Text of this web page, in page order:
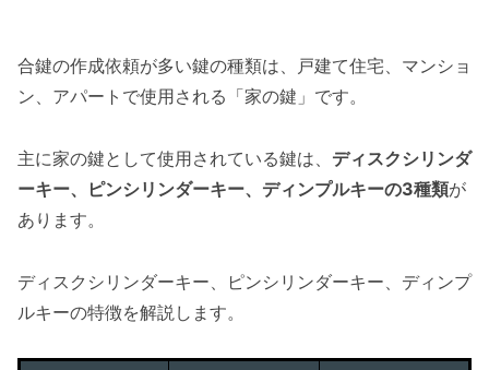
合鍵の作成依頼が多い鍵の種類は、戸建て住宅、マンショ
ン、アパートで使用される「家の鍵」です。
主に家の鍵として使用されている鍵は、 ディスクシリンダ
ーキー、ピンシリンダーキー、ディンプルキーの3種類が
あります。
ディスクシリンダーキー、ピンシリンダーキー、ディンプ
ルキーの特徴を解説します。